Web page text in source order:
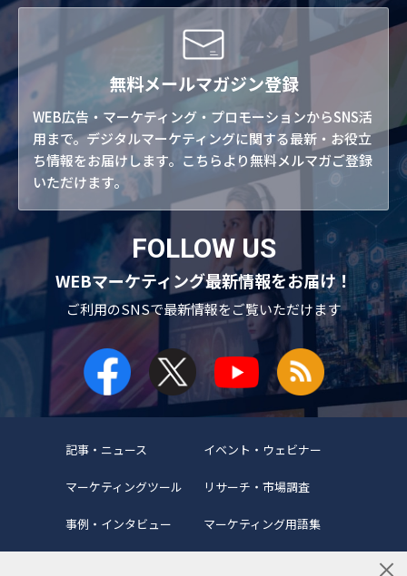
無料メールマガジン登録
WEB広告・マーケティング・プロモーションからSNS活
用まで。デジタルマーケティングに関する最新・お役立
ち情報をお届けします。こちらより無料メルマガご登録
いただけます。
FOLLOW US
WEBマーケティング最新情報をお届け！
ご利用のSNSで最新情報をご覧いただけます
記事・ニュース イベント・ウェビナー
マーケティングツール リサーチ・市場調査
事例・インタビュー マーケティング用語集